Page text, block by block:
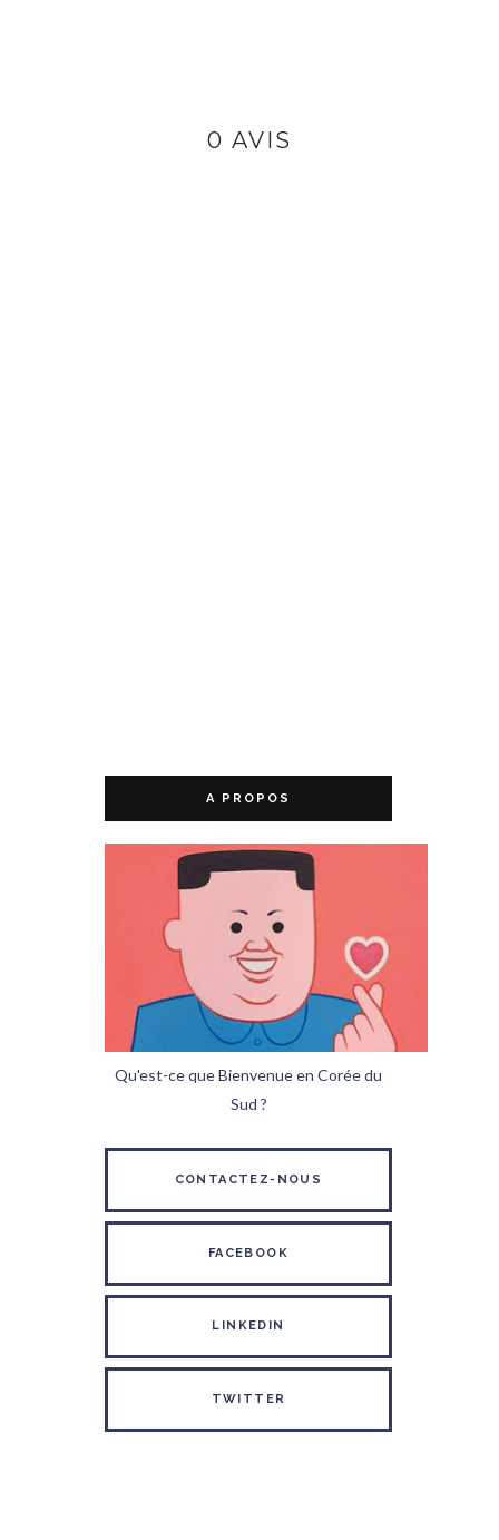
0 AVIS
A PROPOS
Qu'est-ce que Bienvenue en Corée du
Sud ?
CONTACTEZ-NOUS
FACEBOOK
LINKEDIN
TWITTER